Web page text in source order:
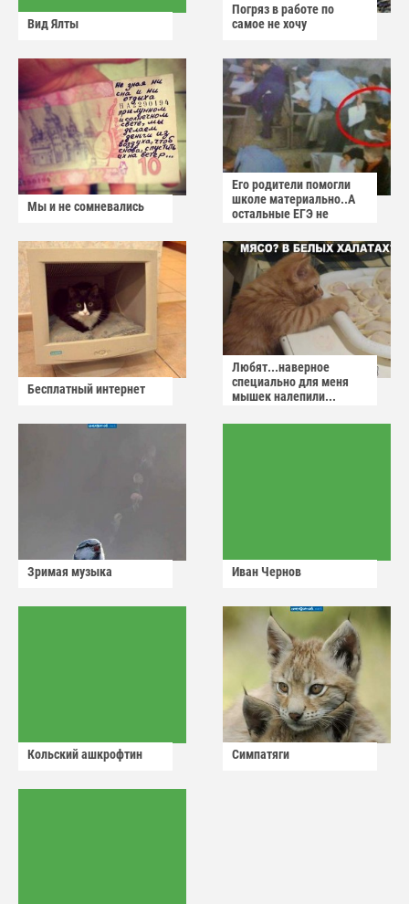
Вид Ялты
Погряз в работе по
самое не хочу
Мы и не сомневались
Его родители помогли
школе материально..А
остальные ЕГЭ не
Бесплатный интернет
Любят...наверное
специально для меня
мышек налепили...
Зримая музыка Иван Чернов
Кольский ашкрофтин Симпатяги